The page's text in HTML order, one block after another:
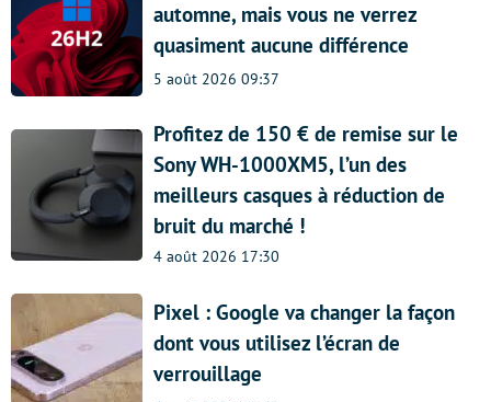
automne, mais vous ne verrez
quasiment aucune différence
5 août 2026 09:37
Profitez de 150 € de remise sur le
Sony WH-1000XM5, l’un des
meilleurs casques à réduction de
bruit du marché !
4 août 2026 17:30
Pixel : Google va changer la façon
dont vous utilisez l’écran de
verrouillage